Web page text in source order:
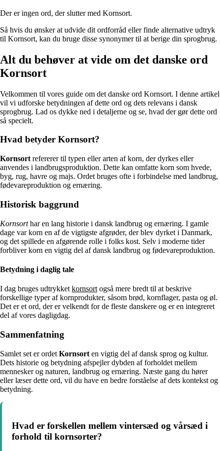
Der er ingen ord, der slutter med Kornsort.
Så hvis du ønsker at udvide dit ordforråd eller finde alternative udtryk
til Kornsort, kan du bruge disse synonymer til at berige din sprogbrug.
Alt du behøver at vide om det danske ord
Kornsort
Velkommen til vores guide om det danske ord Kornsort. I denne artikel
vil vi udforske betydningen af dette ord og dets relevans i dansk
sprogbrug. Lad os dykke ned i detaljerne og se, hvad der gør dette ord
så specielt.
Hvad betyder Kornsort?
Kornsort refererer til typen eller arten af korn, der dyrkes eller
anvendes i landbrugsproduktion. Dette kan omfatte korn som hvede,
byg, rug, havre og majs. Ordet bruges ofte i forbindelse med landbrug,
fødevareproduktion og ernæring.
Historisk baggrund
Kornsorthar en lang historie i dansk landbrug og ernæring. I gamle
dage var korn en af de vigtigste afgrøder, der blev dyrket i Danmark,
og det spillede en afgørende rolle i folks kost. Selv i moderne tider
forbliver korn en vigtig del af dansk landbrug og fødevareproduktion.
Betydning i daglig tale
I dag bruges udtrykket kornsort også mere bredt til at beskrive
forskellige typer af kornprodukter, såsom brød, kornflager, pasta og øl.
Det er et ord, der er velkendt for de fleste danskere og er en integreret
del af vores dagligdag.
Sammenfatning
Samlet set er ordet Kornsort en vigtig del af dansk sprog og kultur.
Dets historie og betydning afspejler dybden af forholdet mellem
mennesker og naturen, landbrug og ernæring. Næste gang du hører
eller læser dette ord, vil du have en bedre forståelse af dets kontekst og
betydning.
Hvad er forskellen mellem vintersæd og vårsæd i
forhold til kornsorter?